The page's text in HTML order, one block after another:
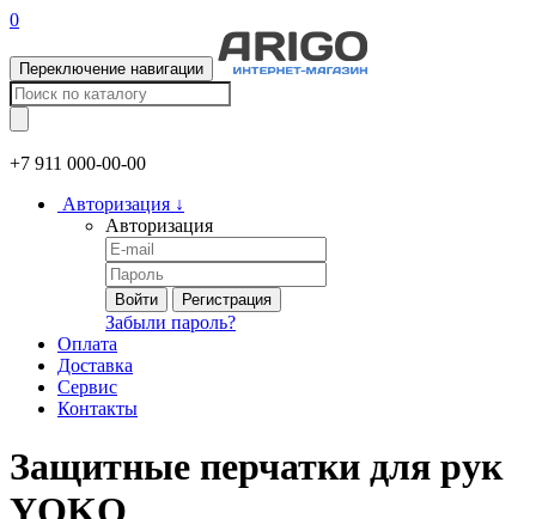
0
Переключение навигации
+7 911 000-00-00
Авторизация ↓
Авторизация
Войти Регистрация
Забыли пароль?
Оплата
Доставка
Сервис
Контакты
Защитные перчатки для рук